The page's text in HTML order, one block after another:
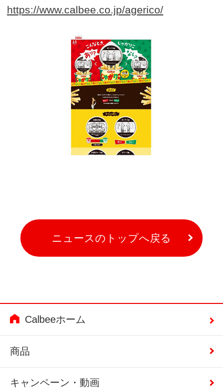
https://www.calbee.co.jp/agerico/
ニュースのトップへ戻る
Calbeeホーム
商品
キャンペーン・動画